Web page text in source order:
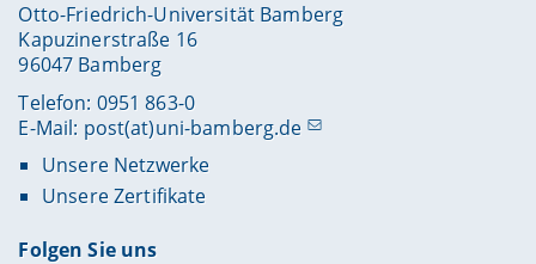
Otto-Friedrich-Universität Bamberg
Kapuzinerstraße 16
96047 Bamberg
Telefon: 0951 863-0
E-Mail: post(at)uni-bamberg.de
Unsere Netzwerke
Unsere Zertifikate
Folgen Sie uns